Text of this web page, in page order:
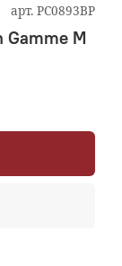
арт. PC0893BP
Gamme M